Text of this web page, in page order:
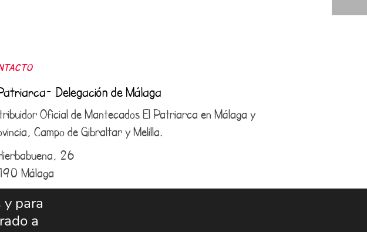
Delegación de Málaga
Oficial de Mantecados El Patriarca en Málaga y
Campo de Gibraltar y Melilla.
26
Málaga
para
a